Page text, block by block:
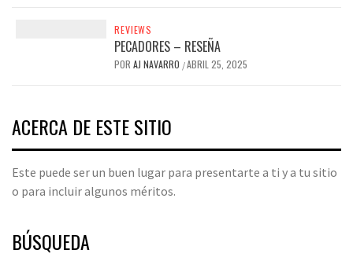
REVIEWS
PECADORES – RESEÑA
POR AJ NAVARRO /ABRIL 25, 2025
ACERCA DE ESTE SITIO
Este puede ser un buen lugar para presentarte a ti y a tu sitio
o para incluir algunos méritos.
BÚSQUEDA